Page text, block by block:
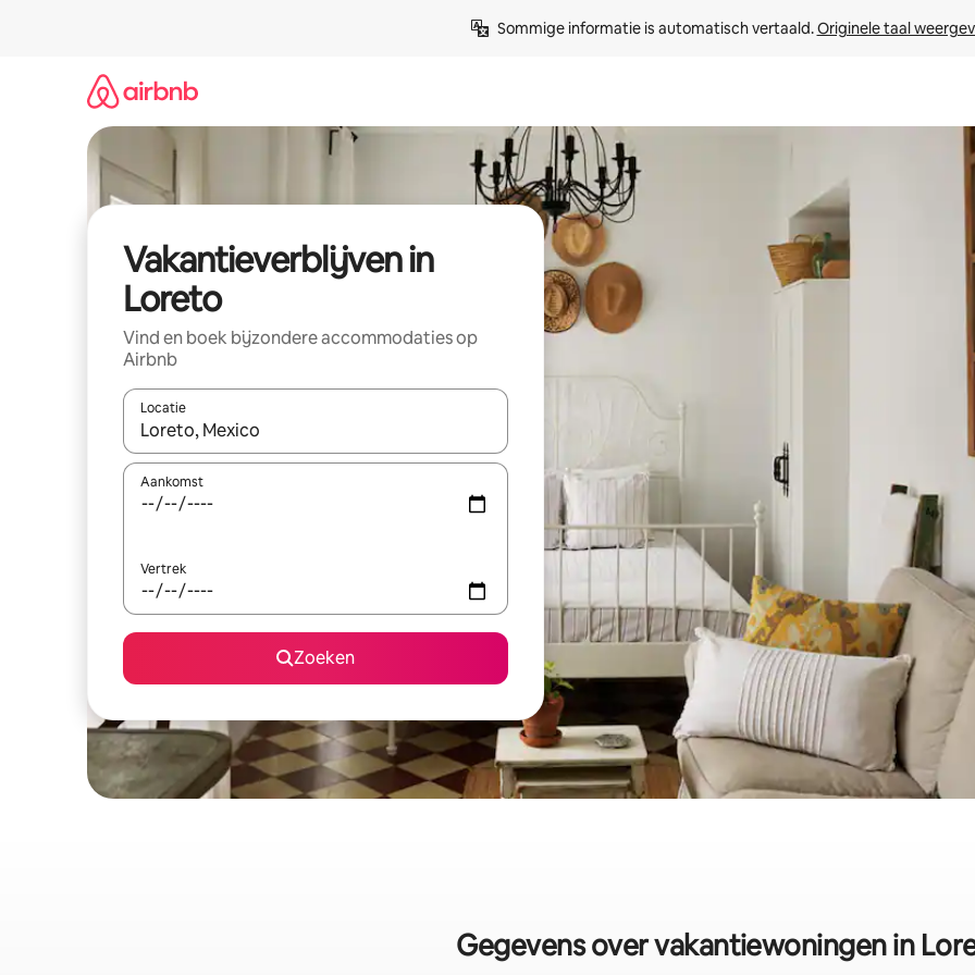
Sommige informatie is automatisch vertaald. Originele taal
Vakantieverblijven in
Loreto
Vind en boek bijzondere accommodaties op
Airbnb
Locatie
Wanneer er resultaten beschikbaar zijn, maak je een keuze met je de pijltjestoetsen omhoog en omlaag, óf door te
Aankomst
Vertrek
Zoeken
Gegevens over vakantiewoningen in